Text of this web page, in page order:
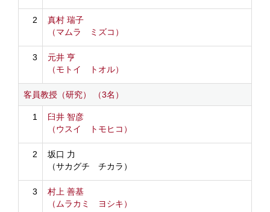
2
真村 瑞子
（マムラ ミズコ）
3
元井 亨
（モトイ トオル）
客員教授（研究） （3名）
1
臼井 智彦
（ウスイ トモヒコ）
2
坂口 力
（サカグチ チカラ）
3
村上 善基
（ムラカミ ヨシキ）